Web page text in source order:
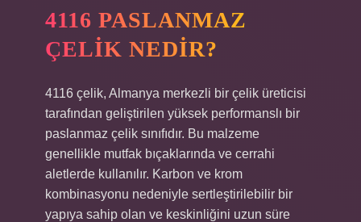
4116 PASLANMAZ
ÇELIK NEDIR?
4116 çelik, Almanya merkezli bir çelik üreticisi
tarafından geliştirilen yüksek performanslı bir
paslanmaz çelik sınıfıdır. Bu malzeme
genellikle mutfak bıçaklarında ve cerrahi
aletlerde kullanılır. Karbon ve krom
kombinasyonu nedeniyle sertleştirilebilir bir
yapıya sahip olan ve keskinliğini uzun süre